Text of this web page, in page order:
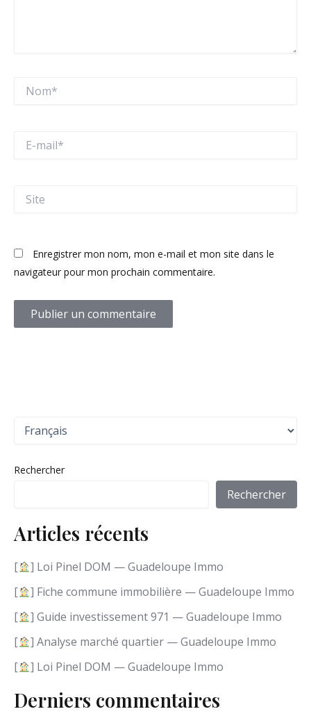
mail*
Enregistrer mon nom, mon e-mail et mon site dans le
navigateur pour mon prochain commentaire.
i
s
n
l
a
n
u
Rechercher
Rechercher
Articles récents
[
] Loi Pinel DOM — Guadeloupe Immo
[
] Fiche commune immobilière — Guadeloupe Immo
[
] Guide investissement 971 — Guadeloupe Immo
[
] Analyse marché quartier — Guadeloupe Immo
[
] Loi Pinel DOM — Guadeloupe Immo
Derniers commentaires